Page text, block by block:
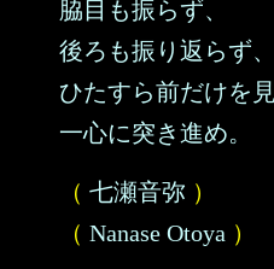
脇目も振らず、
後ろも振り返らず、
ひたすら前だけを見
一心に突き進め。
（ 七瀬音弥 ）
（ Nanase Otoya ）